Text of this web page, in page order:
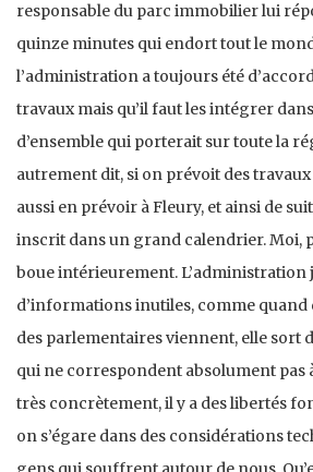
responsable du parc immobilier lui
quinze minutes qui endort tout le
l’administration a toujours été
travaux mais qu’il faut les intégrer
d’ensemble qui porterait sur toute la
autrement dit, si on prévoit des
aussi en prévoir à Fleury, et ainsi de
inscrit dans un grand calendrier. Moi,
boue intérieurement. L’administration
d’informations inutiles, comme quand
des parlementaires viennent, elle sort
qui ne correspondent absolument pas
très concrètement, il y a des libertés
on s’égare dans des considérations